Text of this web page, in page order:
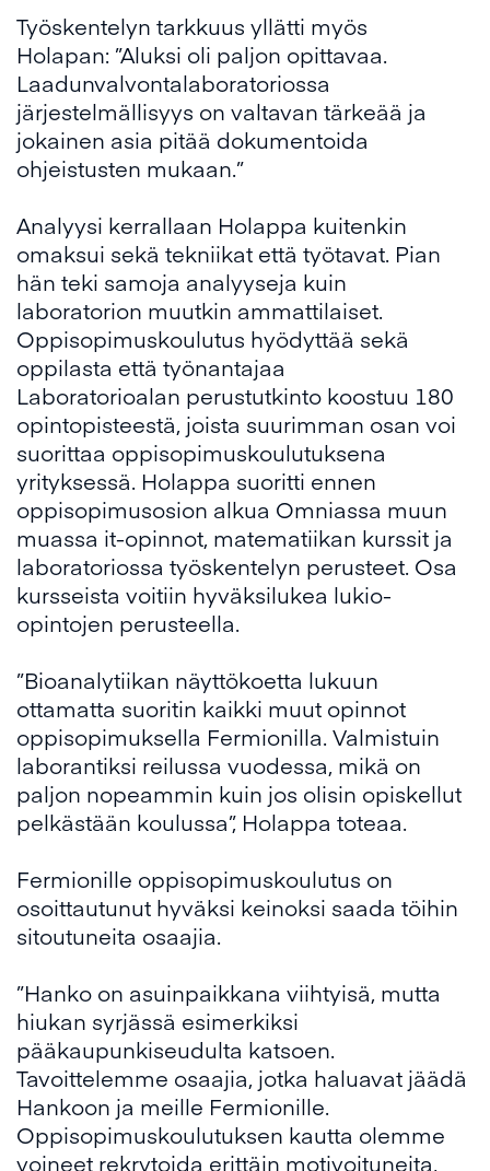
Työskentelyn tarkkuus yllätti myös
Holapan: ”Aluksi oli paljon opittavaa.
Laadunvalvontalaboratoriossa
järjestelmällisyys on valtavan tärkeää ja
jokainen asia pitää dokumentoida
ohjeistusten mukaan.”
Analyysi kerrallaan Holappa kuitenkin
omaksui sekä tekniikat että työtavat. Pian
hän teki samoja analyyseja kuin
laboratorion muutkin ammattilaiset.
Oppisopimuskoulutus hyödyttää sekä
oppilasta että työnantajaa
Laboratorioalan perustutkinto koostuu 180
opintopisteestä, joista suurimman osan voi
suorittaa oppisopimuskoulutuksena
yrityksessä. Holappa suoritti ennen
oppisopimusosion alkua Omniassa muun
muassa it-opinnot, matematiikan kurssit ja
laboratoriossa työskentelyn perusteet. Osa
kursseista voitiin hyväksilukea lukio-
opintojen perusteella.
”Bioanalytiikan näyttökoetta lukuun
ottamatta suoritin kaikki muut opinnot
oppisopimuksella Fermionilla. Valmistuin
laborantiksi reilussa vuodessa, mikä on
paljon nopeammin kuin jos olisin opiskellut
pelkästään koulussa”, Holappa toteaa.
Fermionille oppisopimuskoulutus on
osoittautunut hyväksi keinoksi saada töihin
sitoutuneita osaajia.
”Hanko on asuinpaikkana viihtyisä, mutta
hiukan syrjässä esimerkiksi
pääkaupunkiseudulta katsoen.
Tavoittelemme osaajia, jotka haluavat jäädä
Hankoon ja meille Fermionille.
Oppisopimuskoulutuksen kautta olemme
voineet rekrytoida erittäin motivoituneita,